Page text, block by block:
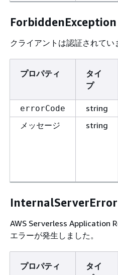
ForbiddenException
クライアントは認証されてい
プロパティ
タイ
プ
errorCode string
メッセージ string
AWS Serverless Application
エラーが発生しました。
プロパティ
タイ